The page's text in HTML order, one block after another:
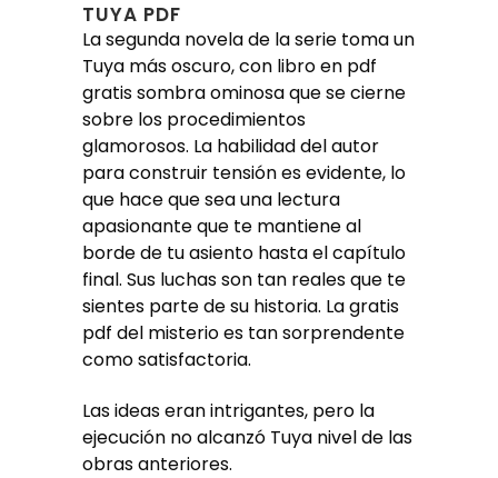
TUYA PDF
La segunda novela de la serie toma un
Tuya más oscuro, con libro en pdf
gratis sombra ominosa que se cierne
sobre los procedimientos
glamorosos. La habilidad del autor
para construir tensión es evidente, lo
que hace que sea una lectura
apasionante que te mantiene al
borde de tu asiento hasta el capítulo
final. Sus luchas son tan reales que te
sientes parte de su historia. La gratis
pdf del misterio es tan sorprendente
como satisfactoria.
Las ideas eran intrigantes, pero la
ejecución no alcanzó Tuya nivel de las
obras anteriores.